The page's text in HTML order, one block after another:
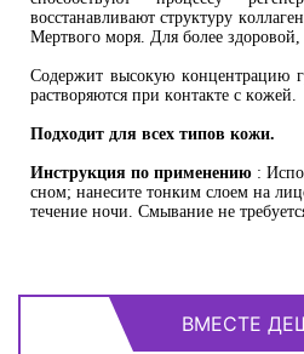
восстанавливают структуру
Мертвого моря. Для более
Содержит высокую концентрацию
растворяются при контакте с кожей.
Подходит для всех типов кожи.
Инструкция по применению :
сном; нанесите тонким слоем на
течение ночи. Смывание не
ВМЕСТЕ